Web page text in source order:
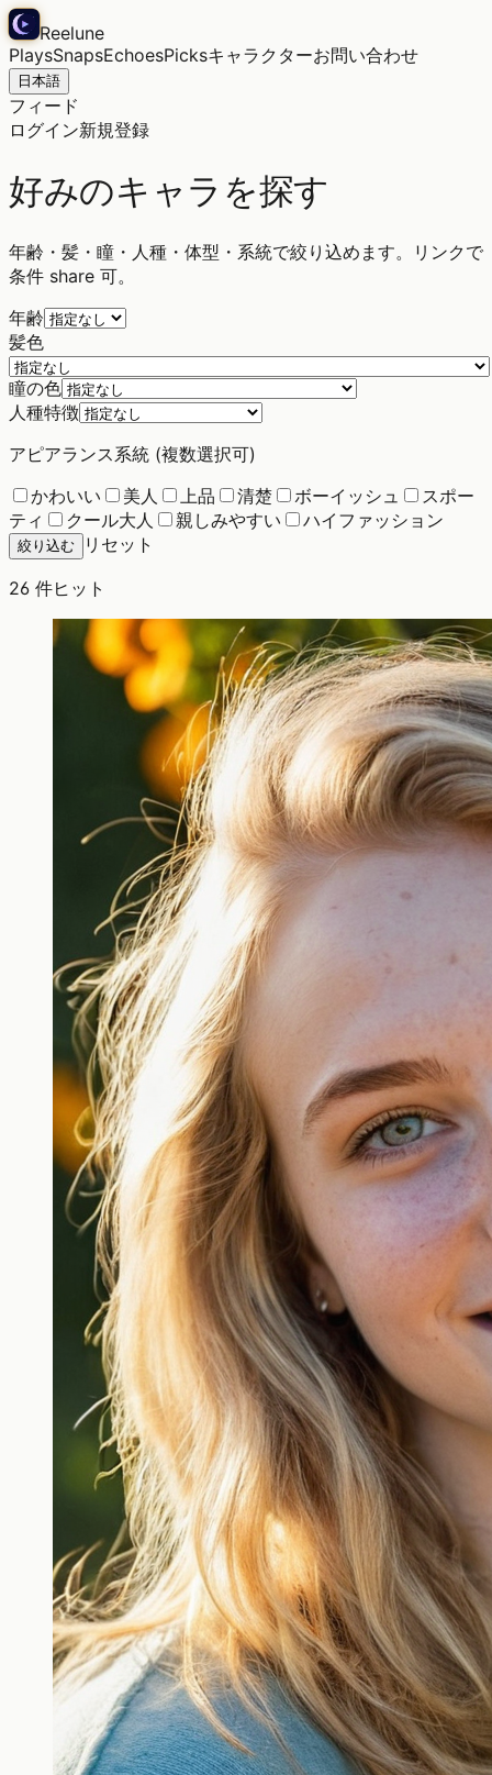
Reelune
PlaysSnapsEchoesPicksキャラクターお問い合わせ
日本語
フィード
ログイン新規登録
好みのキャラを探す
年齢・髪・瞳・人種・体型・系統で絞り込めます。リンクで
条件 share 可。
年齢
髪色
瞳の色
人種特徴
アピアランス系統 (複数選択可)
かわいい
美人 上品 清楚 ボーイッシュ
スポー
ティ
クール大人 親しみやすい ハイファッション
絞り込む
リセット
26 件ヒット